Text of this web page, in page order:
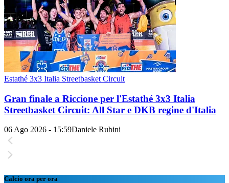
Estathé 3x3 Italia Streetbasket Circuit
Gran finale a Riccione per l'Estathé 3x3 Italia
Streetbasket Circuit: All Star e DKB regine d'Italia
06 Ago 2026 - 15:59Daniele Rubini
Calcio ora per ora